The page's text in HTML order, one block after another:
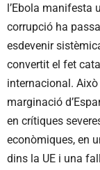
l’Ebola manifesta
corrupció ha
esdevenir
convertit el fet
internacional.
marginació
en crítiques
econòmiques, en
dins la UE i una